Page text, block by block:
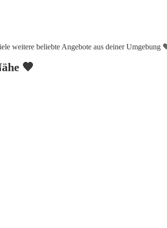
weitere beliebte Angebote aus deiner Umgebung
🧡